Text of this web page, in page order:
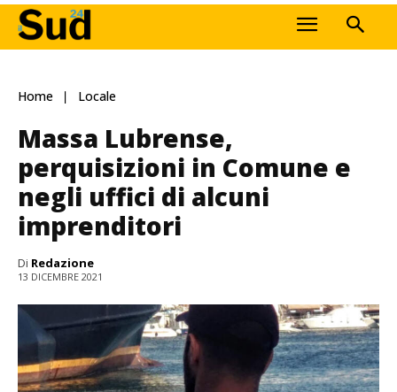
Home Locale
Massa Lubrense,
perquisizioni in Comune e
negli uffici di alcuni
imprenditori
Di Redazione
13 DICEMBRE 2021